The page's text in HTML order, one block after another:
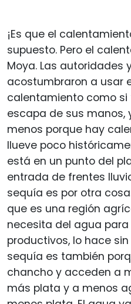
¡Es que el
supuesto. Pero el
Moya. Las autoridades
acostumbraron a usar
calentamiento como
escapa de sus manos,
menos porque hay
llueve poco
está en un punto del
entrada de frentes
sequía es por otra
que es una región
necesita del agua
productivos, lo hace
sequía es también
chancho y acceden a
más plata y a menos